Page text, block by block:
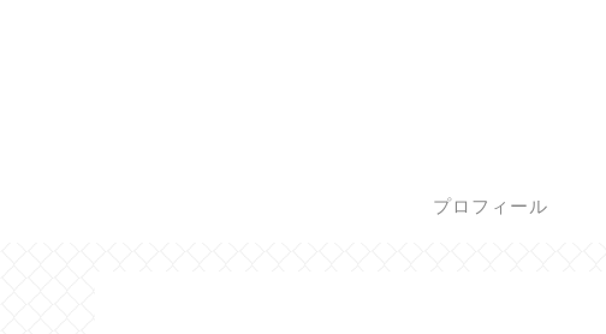
プロフィール